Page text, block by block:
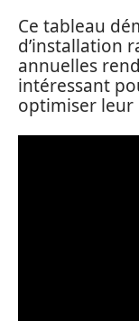
Ce tableau
d’installation
annuelles
intéressant
optimiser leur